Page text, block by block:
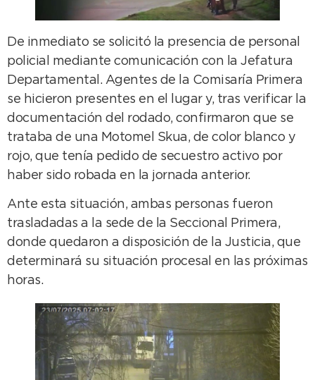
De inmediato se solicitó la presencia de personal
policial mediante comunicación con la Jefatura
Departamental. Agentes de la Comisaría Primera
se hicieron presentes en el lugar y, tras verificar la
documentación del rodado, confirmaron que se
trataba de una Motomel Skua, de color blanco y
rojo, que tenía pedido de secuestro activo por
haber sido robada en la jornada anterior.
Ante esta situación, ambas personas fueron
trasladadas a la sede de la Seccional Primera,
donde quedaron a disposición de la Justicia, que
determinará su situación procesal en las próximas
horas.